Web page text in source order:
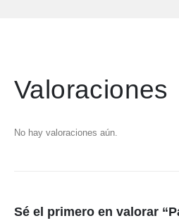
Valoraciones
No hay valoraciones aún.
Sé el primero en valorar